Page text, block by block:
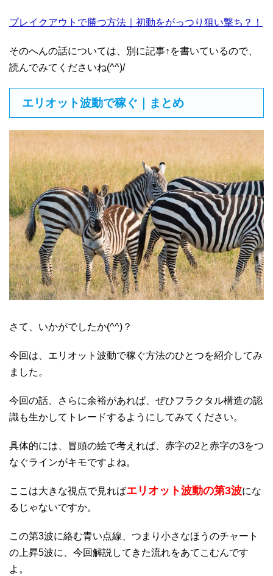
ブレイクアウトで勝つ方法｜初動をがっつり狙い撃ち？！
そのへんの話については、別に記事↑を書いているので、
読んでみてくださいね(^^)/
エリオット波動で稼ぐ｜まとめ
さて、いかがでしたか(^^)？
今回は、エリオット波動で稼ぐ方法のひとつを紹介してみ
ました。
今回の話、さらに余裕があれば、ぜひフラクタル構造の認
識も生かしてトレードするようにしてみてください。
具体的には、冒頭の絵で考えれば、赤字の2と赤字の3をつ
なぐラインがキモですよね。
ここは大きな視点で見ればエリオット波動の第3波にな
るじゃないですか。
この第3波に絡む青い点線、つまり小さなほうのチャート
の上昇5波に、今回解説してきた流れをあてこむんです
よ。